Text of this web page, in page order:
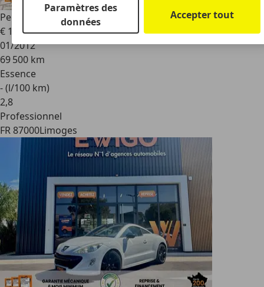
Peugeot RCZ
1.6 THP 156 Cv BVA
€ 12 990
01/2012
69 500 km
Essence
- (l/100 km)
2,8
Professionnel
FR 87000Limoges
Paramètres des
données
Accepter tout